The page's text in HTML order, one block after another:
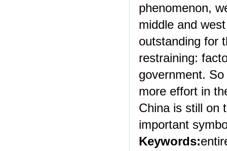
phenomenon,
middle and
outstanding for
restraining:
government.
more effort in
China is still on
important
Keywords: